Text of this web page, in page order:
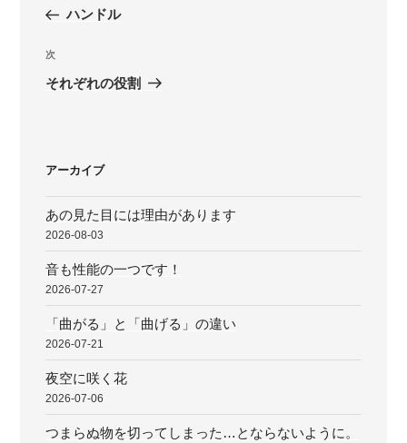
ナ
ビ
ゲ
ン
の
稿
ハンドル
次
の
次
それぞれの役割
アーカイブ
あの見た目には理由があります
2026-08-03
音も性能の一つです！
2026-07-27
「曲がる」と「曲げる」の違い
2026-07-21
夜空に咲く花
2026-07-06
つまらぬ物を切ってしまった…とならないように。